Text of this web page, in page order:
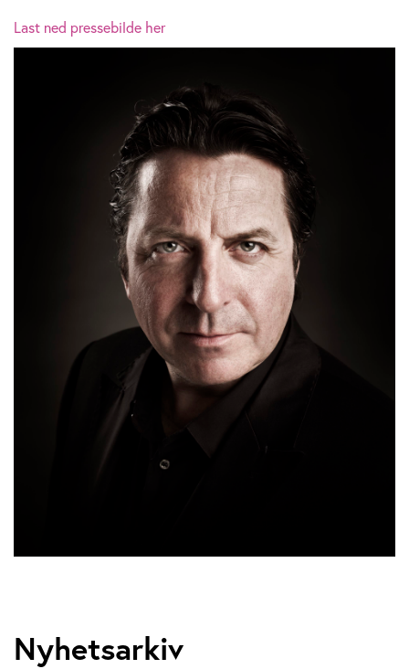
Last ned pressebilde her
Nyhetsarkiv